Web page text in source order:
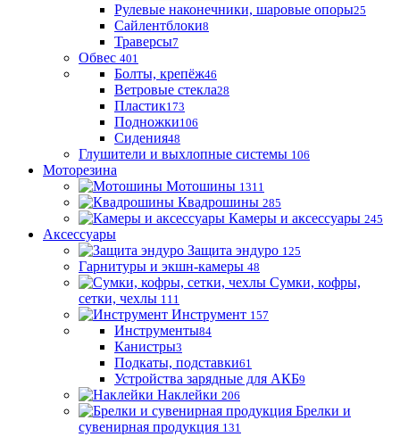
Рулевые наконечники, шаровые опоры25
Сайлентблоки8
Траверсы7
Обвес 401
Болты, крепёж46
Ветровые стекла28
Пластик173
Подножки106
Сидения48
Глушители и выхлопные системы 106
Моторезина
Мотошины 1311
Квадрошины 285
Камеры и аксессуары 245
Аксессуары
Защита эндуро 125
Гарнитуры и экшн-камеры 48
Сумки, кофры,
сетки, чехлы 111
Инструмент 157
Инструменты84
Канистры3
Подкаты, подставки61
Устройства зарядные для АКБ9
Наклейки 206
Брелки и
сувенирная продукция 131